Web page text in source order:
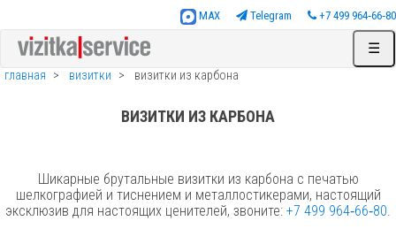
MAX Telegram +7 499 964‑66‑80
☰
главная
визитки визитки из карбона
ВИЗИТКИ ИЗ КАРБОНА
Шикарные брутальные визитки из карбона с печатью
шелкографией и тиснением и металлостикерами, настоящий
эксклюзив для настоящих ценителей, звоните: +7 499 964‑66‑80.